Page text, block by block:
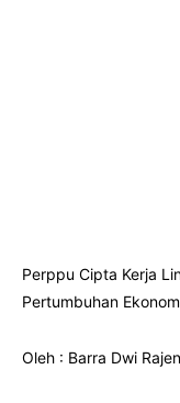
Perppu Cipta Kerja
Pertumbuhan
Oleh : Barra Dwi